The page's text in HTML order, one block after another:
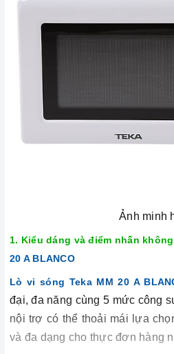
Ảnh minh
1. Kiểu dáng và điểm nhấn
20 A BLANCO
Lò vi sóng Teka MM 20 A
đại, đa năng cùng 5 mức công
nội trợ có thể thoải mái lựa
và đa dạng cho thực đơn hàng